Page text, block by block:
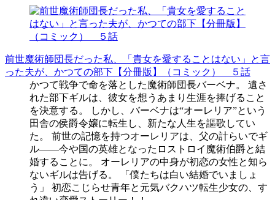
前世魔術師団長だった私、「貴女を愛することはない」と言
った夫が、かつての部下【分冊版】（コミック） ５話
かつて戦争で命を落とした魔術師団長バーベナ。 遺さ
れた部下ギルは、彼女を想うあまり生涯を捧げること
を決意する。 しかし、バーベナは“オーレリア”という
田舎の侯爵令嬢に転生し、新たな人生を謳歌してい
た。 前世の記憶を持つオーレリアは、父の計らいでギ
ル――今や国の英雄となったロストロイ魔術伯爵と結
婚することに。 オーレリアの中身が初恋の女性と知ら
ないギルは告げる。 「僕たちは白い結婚でいましょ
う」 初恋こじらせ青年と元気バクハツ転生少女の、す